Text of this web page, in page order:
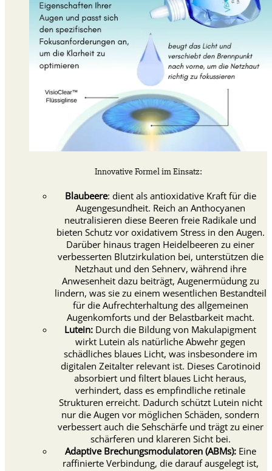
Innovative Formel im Einsatz:
Blaubeere: dient als antioxidative Kraft für die
Augengesundheit. Reich an Anthocyanen
neutralisieren diese Beeren freie Radikale und
bieten Schutz vor oxidativem Stress in den Augen.
Darüber hinaus tragen Heidelbeeren zu einer
verbesserten Blutzirkulation bei, unterstützen die
Netzhaut und den Sehnerv, während ihre
Anwesenheit dazu beiträgt, Augenermüdung zu
lindern, was sie zu einem wesentlichen Bestandteil
für die Aufrechterhaltung des allgemeinen
Augenkomforts und der Belastbarkeit macht.
Lutein: Durch die Bildung von Makulapigment
wirkt Lutein als natürliche Abwehr gegen
schädliches blaues Licht, was insbesondere im
digitalen Zeitalter relevant ist. Dieses Carotinoid
absorbiert und filtert blaues Licht heraus,
verhindert, dass es empfindliche retinale
Strukturen erreicht. Dadurch schützt Lutein nicht
nur die Augen vor möglichen Schäden, sondern
verbessert auch die Sehschärfe und trägt zu einer
schärferen und klareren Sicht bei.
Adaptive Brechungsmodulatoren (ABMs):Eine
raffinierte Verbindung, die darauf ausgelegt ist,